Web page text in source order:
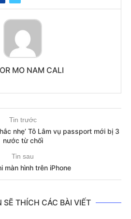
MO NAM CALI
Tin trước
nhẹ’ Tô Lâm vụ passport mới bị 3
nước từ chối
Tin sau
màn hình trên iPhone
SẼ THÍCH CÁC BÀI VIẾT